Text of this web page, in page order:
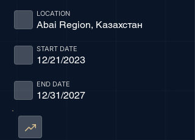
Abai Region, Казахстан
LOCATION
12/21/2023
START DATE
12/31/2027
END DATE